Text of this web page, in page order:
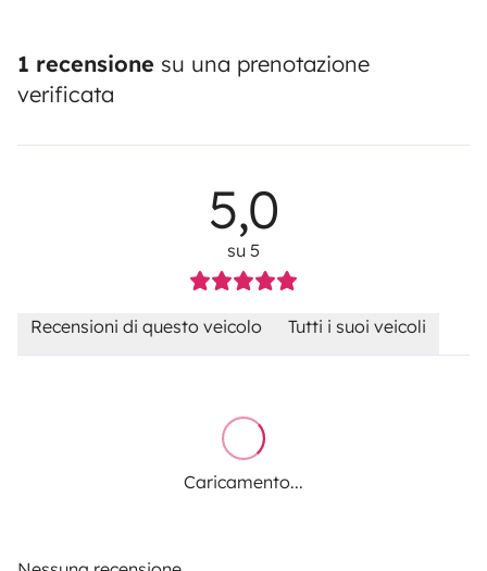
1 recensione su una prenotazione
verificata
5,0
su 5
Recensioni di questo veicolo Tutti i suoi veicoli
Caricamento...